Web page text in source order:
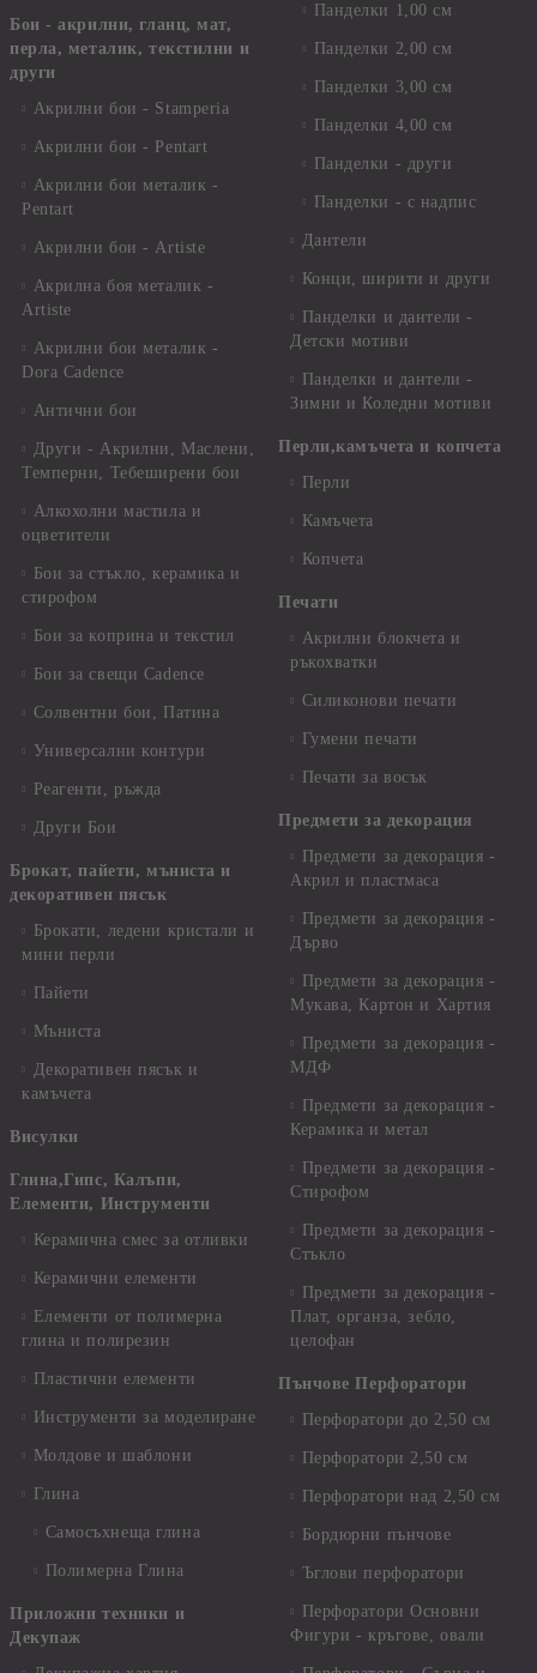
Бои - акрилни, гланц, мат,
перла, металик, текстилни и
други
Акрилни бои - Stamperia
Акрилни бои - Pentart
Акрилни бои металик -
Pentart
Акрилни бои - Artiste
Акрилна боя металик -
Artiste
Акрилни бои металик -
Dora Cadence
Антични бои
Други - Акрилни, Маслени,
Темперни, Тебеширени бои
Алкохолни мастила и
оцветители
Бои за стъкло, керамика и
стирофом
Бои за коприна и текстил
Бои за свещи Cadence
Солвентни бои, Патина
Универсални контури
Реагенти, ръжда
Други Бои
Брокат, пайети, мъниста и
декоративен пясък
Брокати, ледени кристали и
мини перли
Пайети
Мъниста
Декоративен пясък и
камъчета
Висулки
Глина,Гипс, Калъпи,
Елементи, Инструменти
Керамична смес за отливки
Керамични елементи
Елементи от полимерна
глина и полирезин
Пластични елементи
Инструменти за моделиране
Молдове и шаблони
Глина
Самосъхнеща глина
Полимерна Глина
Приложни техники и
Декупаж
Панделки 1,00 см
Панделки 2,00 см
Панделки 3,00 см
Панделки 4,00 см
Панделки - други
Панделки - с надпис
Дантели
Конци, ширити и други
Панделки и дантели -
Детски мотиви
Панделки и дантели -
Зимни и Коледни мотиви
Перли,камъчета и копчета
Перли
Камъчета
Копчета
Печати
Акрилни блокчета и
ръкохватки
Силиконови печати
Гумени печати
Печати за восък
Предмети за декорация
Предмети за декорация -
Акрил и пластмаса
Предмети за декорация -
Дърво
Предмети за декорация -
Мукава, Картон и Хартия
Предмети за декорация -
МДФ
Предмети за декорация -
Керамика и метал
Предмети за декорация -
Стирофом
Предмети за декорация -
Стъкло
Предмети за декорация -
Плат, органза, зебло,
целофан
Пънчове Перфоратори
Перфоратори до 2,50 см
Перфоратори 2,50 см
Перфоратори над 2,50 см
Бордюрни пънчове
Ъглови перфоратори
Перфоратори Основни
Фигури - кръгове, овали